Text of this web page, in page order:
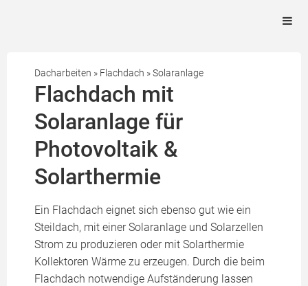
Dacharbeiten » Flachdach »Solaranlage
Flachdach mit
Solaranlage für
Photovoltaik &
Solarthermie
Ein Flachdach eignet sich ebenso gut wie ein
Steildach, mit einer Solaranlage und Solarzellen
Strom zu produzieren oder mit Solarthermie
Kollektoren Wärme zu erzeugen. Durch die beim
Flachdach notwendige Aufständerung lassen